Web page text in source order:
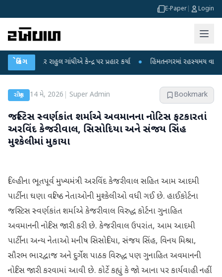
E-Paper Login
બ્રેકિંગ
પર રાહુલ ગાંધીએ કેન્દ્ર પર પ્રહાર કર્યા ● હિંમતનગરમાં રહસ્યમય વાયરસ કે
રાષ્ટ્રીય 14 મે, 2026 Super Admin Bookmark
જસ્ટિસ સ્વર્ણકાંત શર્માએ અવમાનના નોટિસ ફટકારતાં
અરવિંદ કેજરીવાલ, સિસોદિયા અને સંજય સિંહ
મુશ્કેલીમાં મુકાયા
દિલ્હીના ભૂતપૂર્વ મુખ્યમંત્રી અરવિંદ કેજરીવાલ સહિત આમ આદમી
પાર્ટીના ઘણા વરિષ્ઠ નેતાઓની મુશ્કેલીઓ વધી ગઈ છે. હાઈકોર્ટના
જસ્ટિસ સ્વર્ણકાંત શર્માએ કેજરીવાલ વિરુદ્ધ કોર્ટના ગુનાહિત
અવમાનની નોટિસ જારી કરી છે. કેજરીવાલ ઉપરાંત, આમ આદમી
પાર્ટીના અન્ય નેતાઓ મનીષ સિસોદિયા, સંજય સિંહ, વિનય મિશ્રા,
સૌરભ ભારદ્વાજ અને દુર્ગેશ પાઠક વિરુદ્ધ પણ ગુનાહિત અવમાનની
નોટિસ જારી કરવામાં આવી છે. કોર્ટે કહ્યું કે જો આના પર કાર્યવાહી નહીં